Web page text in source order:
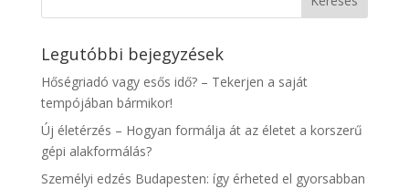
Legutóbbi bejegyzések
Hőségriadó vagy esős idő? – Tekerjen a saját
tempójában bármikor!
Új életérzés – Hogyan formálja át az életet a korszerű
gépi alakformálás?
Személyi edzés Budapesten: így érheted el gyorsabban